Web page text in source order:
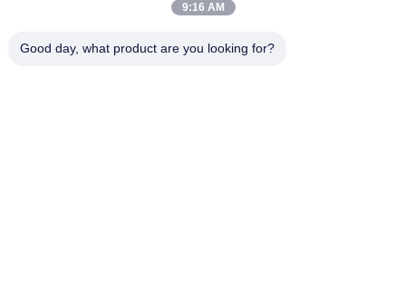
家
製品
9:16 AM
Good day, what product are you looking for?